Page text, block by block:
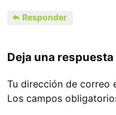
Responder
Deja una respuesta
Tu dirección de correo
Los campos